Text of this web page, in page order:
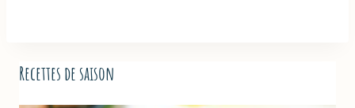
Recettes de saison